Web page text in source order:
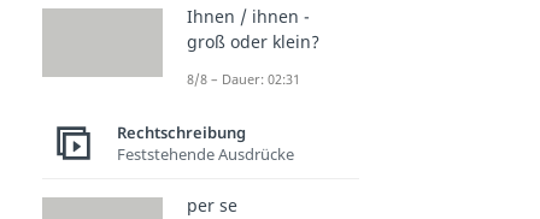
Ihnen / ihnen -
groß oder klein?
8/8 – Dauer: 02:31
Rechtschreibung
Feststehende Ausdrücke
per se